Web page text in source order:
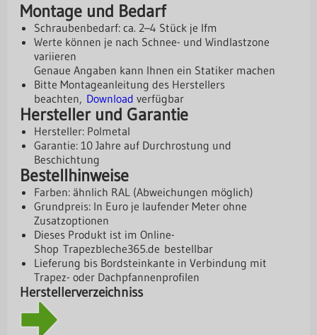
Montage und Bedarf
Schraubenbedarf: ca. 2–4 Stück je lfm
Werte können je nach Schnee- und Windlastzone
variieren
Genaue Angaben kann Ihnen ein Statiker machen
Bitte Montageanleitung des Herstellers
beachten, Download verfügbar
Hersteller und Garantie
Hersteller: Polmetal
Garantie: 10 Jahre auf Durchrostung und
Beschichtung
Bestellhinweise
Farben: ähnlich RAL (Abweichungen möglich)
Grundpreis: In Euro je laufender Meter ohne
Zusatzoptionen
Dieses Produkt ist im Online-
Shop Trapezbleche365.de bestellbar
Lieferung bis Bordsteinkante in Verbindung mit
Trapez- oder Dachpfannenprofilen
Herstellerverzeichniss